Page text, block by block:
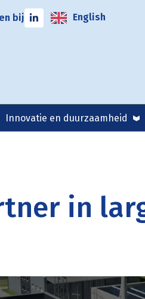
bij English
Innovatie en duurzaamheid
in